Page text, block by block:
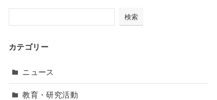
検索
カテゴリー
ニュース
教育・研究活動